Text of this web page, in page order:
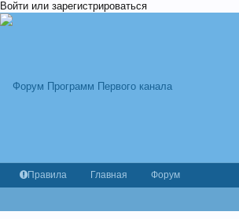
Войти или зарегистрироваться
Правила Главная Форум